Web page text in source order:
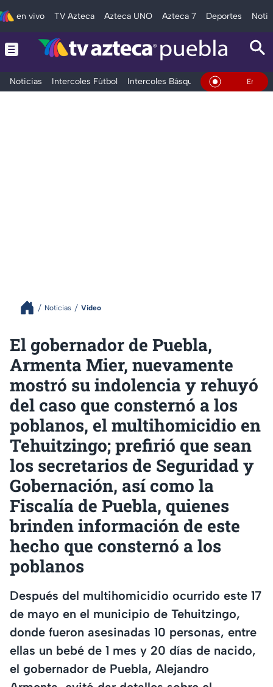
en vivo TV Azteca Azteca UNO Azteca 7 Deportes
Noticias Intercoles Fútbol Intercoles Básquetbol DeportesEn Vivo
Noticias Video
El gobernador de Puebla,
Armenta Mier, nuevamente
mostró su indolencia y rehuyó
del caso que consternó a los
poblanos, el multihomicidio en
Tehuitzingo; prefirió que sean
los secretarios de Seguridad y
Gobernación, así como la
Fiscalía de Puebla, quienes
brinden información de este
hecho que consternó a los
poblanos
Después del multihomicidio ocurrido este 17
de mayo en el municipio de Tehuitzingo,
donde fueron asesinadas 10 personas, entre
ellas un bebé de 1 mes y 20 días de nacido,
el gobernador de Puebla, Alejandro